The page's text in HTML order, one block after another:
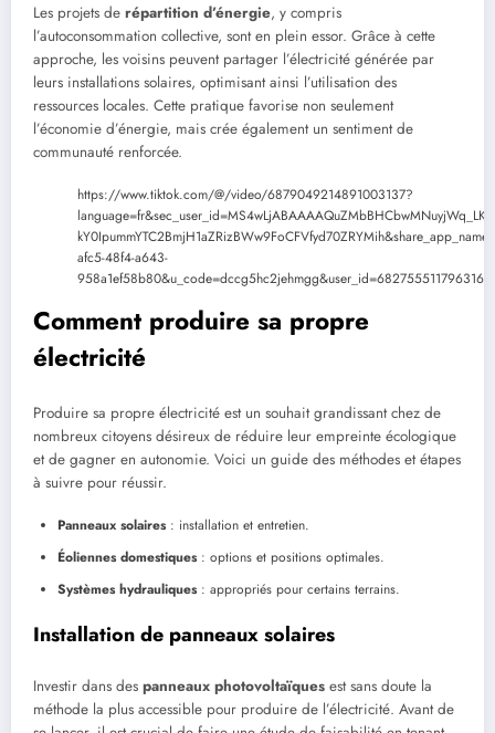
Les projets de répartition d’énergie, y compris
l’autoconsommation collective, sont en plein essor. Grâce à cette
approche, les voisins peuvent partager l’électricité générée par
leurs installations solaires, optimisant ainsi l’utilisation des
ressources locales. Cette pratique favorise non seulement
l’économie d’énergie, mais crée également un sentiment de
communauté renforcée.
https://www.tiktok.com/@/video/6879049214891003137?
afc5-48f4-a643-
Comment produire sa propre
électricité
Produire sa propre électricité est un souhait grandissant chez de
nombreux citoyens désireux de réduire leur empreinte écologique
et de gagner en autonomie. Voici un guide des méthodes et étapes
à suivre pour réussir.
Panneaux solaires: installation et entretien.
Éoliennes domestiques: options et positions optimales.
Systèmes hydrauliques: appropriés pour certains terrains.
Installation de panneaux solaires
Investir dans des panneaux photovoltaïques est sans doute la
méthode la plus accessible pour produire de l’électricité. Avant de